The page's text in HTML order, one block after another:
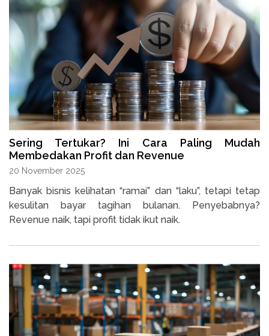
Sering Tertukar? Ini Cara Paling Mudah
Membedakan Profit dan Revenue
20 November 2025
Banyak bisnis kelihatan “ramai” dan “laku”, tetapi tetap
kesulitan bayar tagihan bulanan. Penyebabnya?
Revenue naik, tapi profit tidak ikut naik.